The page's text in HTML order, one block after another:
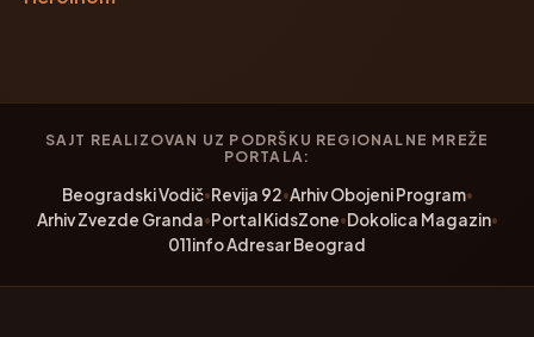
SAJT REALIZOVAN UZ PODRŠKU REGIONALNE MREŽE
PORTALA:
Beogradski Vodič•Revija 92•Arhiv Obojeni Program•
Arhiv Zvezde Granda•Portal KidsZone•Dokolica Magazin•
011info Adresar Beograd